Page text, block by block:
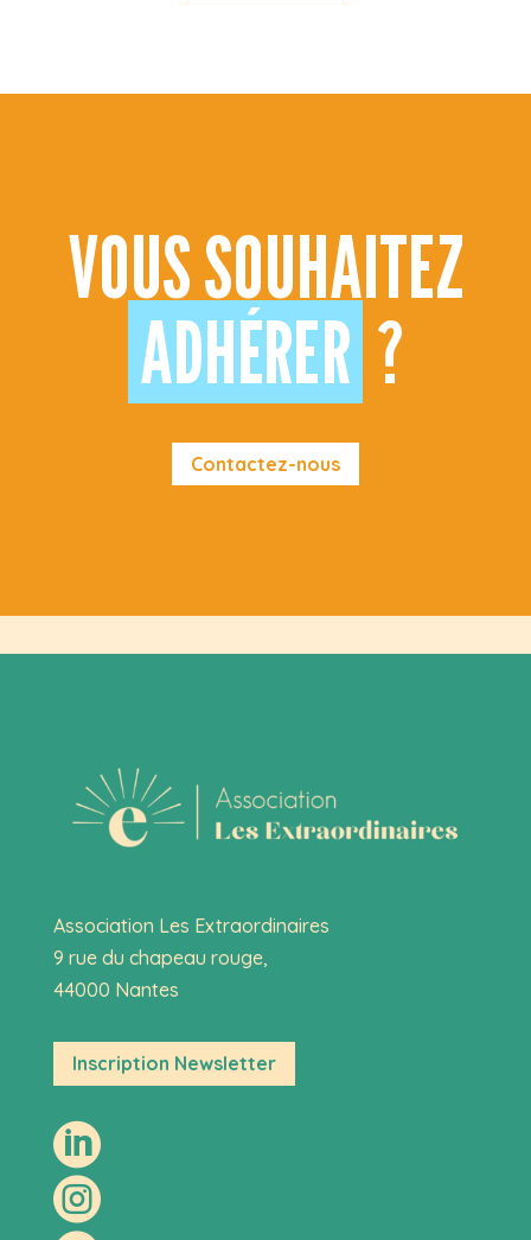
VOUS SOUHAITEZ
ADHÉRER ?
Contactez-nous
Association Les Extraordinaires
9 rue du chapeau rouge,
44000 Nantes
Inscription Newsletter

